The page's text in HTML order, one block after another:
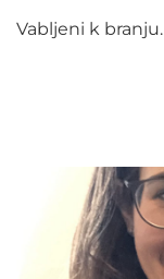
Vabljeni k branju.